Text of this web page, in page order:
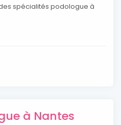
spécialités podologue à
à Nantes